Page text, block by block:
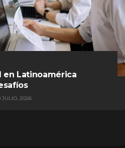
Latinoamérica
JULIO, 2026